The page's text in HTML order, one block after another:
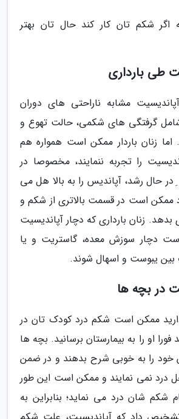
اگر شکم تان کار کند حال تان بهتر
طی بارداری
مشابه ناراحتی های دوران
گرفتگی های شکمی، حالت تهوع و
زنان باردار ممکن است همواره هم
را تجربه ننمایند، مخصوصا در
در حال رشد، آپاندیس را به بالا هل می
ممکن است در قسمت بالاتری از شکم و
زنان بارداری که دچار آپاندیسیت
دچار سوزش معده، گاستریت و یا
بین یبوست و اسهال شوند.
در بچه ها
دارید ممکن است شکم درد کودک تان در
فورا او را به بیمارستان برسانید. بچه ها
خود را به خوبی شرح بدهند و در ضمن
درد نمی نمایند و ممکن است این طور
شکم شان درد می نماید؛ بنابراین به